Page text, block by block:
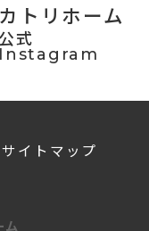
カトリホーム
公式
Instagram
サイトマップ